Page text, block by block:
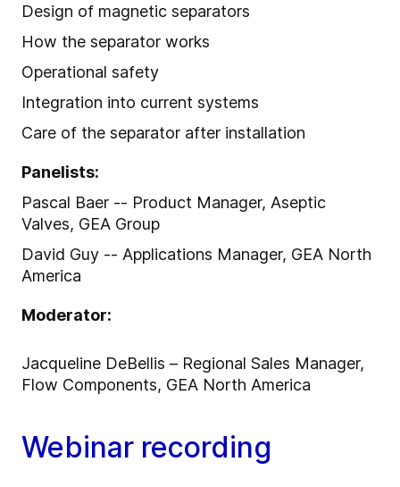
Design of magnetic separators
How the separator works
Operational safety
Integration into current systems
Care of the separator after installation
Panelists:
Pascal Baer -- Product Manager, Aseptic
Valves, GEA Group
David Guy -- Applications Manager, GEA North
America
Moderator:
Jacqueline DeBellis – Regional Sales Manager,
Flow Components, GEA North America
Webinar recording